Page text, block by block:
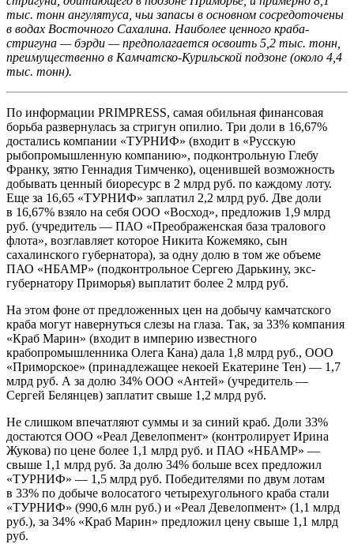
тыс. тонн ангулятуса, чьи запасы в основном сосредоточены
в водах Восточного Сахалина. Наиболее ценного краба-
стригуна — бэрди — предполагается освоить 5,2 тыс. тонн,
преимущественно в Камчатско-Курильской подзоне (около 4,4
тыс. тонн).
По информации PRIMPRESS, самая обильная финансовая
борьба развернулась за стригун опилио. Три доли в 16,67%
достались компании «ТУРНИФ» (входит в «Русскую
рыбопромышленную компанию», подконтрольную Глебу
Франку, зятю Геннадия Тимченко), оценившей возможность
добывать ценный биоресурс в 2 млрд руб. по каждому лоту.
Еще за 16,65 «ТУРНИФ» заплатил 2,2 млрд руб. Две доли
в 16,67% взяло на себя ООО «Восход», предложив 1,9 млрд
руб. (учредитель — ПАО «Преображенская база тралового
флота», возглавляет которое Никита Кожемяко, сын
сахалинского губернатора), за одну долю в том же объеме
ПАО «НБАМР» (подконтрольное Сергею Дарькину, экс-
губернатору Приморья) выплатит более 2 млрд руб.
На этом фоне от предложенных цен на добычу камчатского
краба могут навернуться слезы на глаза. Так, за 33% компания
«Краб Марин» (входит в империю известного
крабопромышленника Олега Кана) дала 1,8 млрд руб., ООО
«Приморское» (принадлежащее некоей Екатерине Тен) — 1,7
млрд руб. А за долю 34% ООО «Антей» (учредитель —
Сергей Белянцев) заплатит свыше 1,2 млрд руб.
Не слишком впечатляют суммы и за синий краб. Доли 33%
достаются ООО «Реал Девелопмент» (контролирует Ирина
Жукова) по цене более 1,1 млрд руб. и ПАО «НБАМР» —
свыше 1,1 млрд руб. За долю 34% больше всех предложил
«ТУРНИФ» — 1,5 млрд руб. Победителями по двум лотам
в 33% по добыче волосатого четырехугольного краба стали
«ТУРНИФ» (990,6 млн руб.) и «Реал Девелопмент» (1,1 млрд
руб.), за 34% «Краб Марин» предложил цену свыше 1,1 млрд
руб.